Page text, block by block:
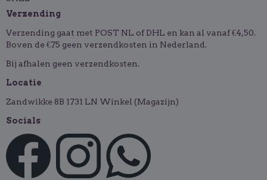
Verzending
Verzending gaat met POST NL of DHL en kan al vanaf €4,50.
Boven de €75 geen verzendkosten in Nederland.
Bij afhalen geen verzendkosten.
Locatie
Zandwikke 8B 1731 LN Winkel (Magazijn)
Socials